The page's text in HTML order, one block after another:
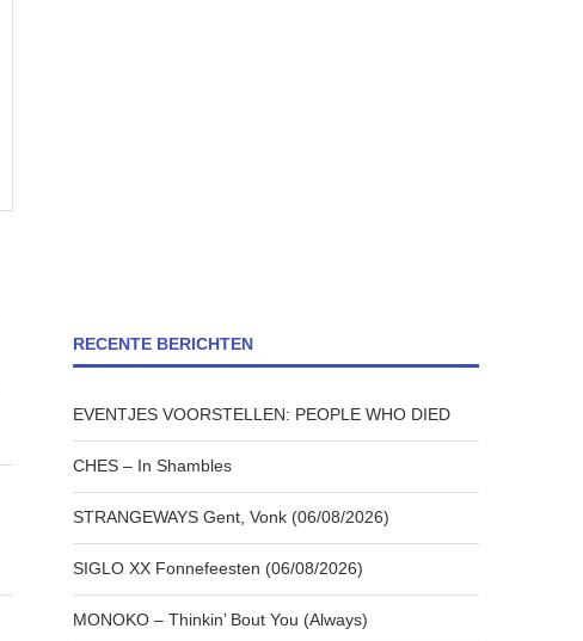
RECENTE BERICHTEN
EVENTJES VOORSTELLEN: PEOPLE WHO DIED
CHES – In Shambles
STRANGEWAYS Gent, Vonk (06/08/2026)
SIGLO XX Fonnefeesten (06/08/2026)
MONOKO – Thinkin’ Bout You (Always)